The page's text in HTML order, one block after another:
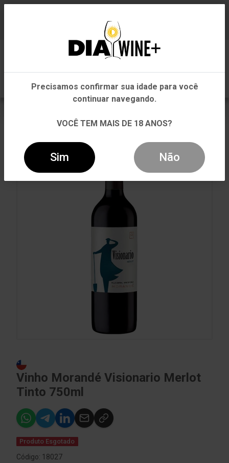
VINHO MORANDÉ VISIONARIO MERLOT TINTO 750ML
Vinho Morandé Visionario Merlot
Tinto 750ml
Produto Esgotado
Código: 18027
Em que Estado você está?
Pernambuco
Outros Estados
Precisamos confirmar sua idade para você
continuar navegando.
VOCÊ TEM MAIS DE 18 ANOS?
Sim Não